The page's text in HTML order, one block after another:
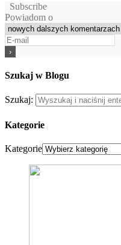
Subscribe
Powiadom o
Szukaj w Blogu
Szukaj:
Kategorie
Kategorie